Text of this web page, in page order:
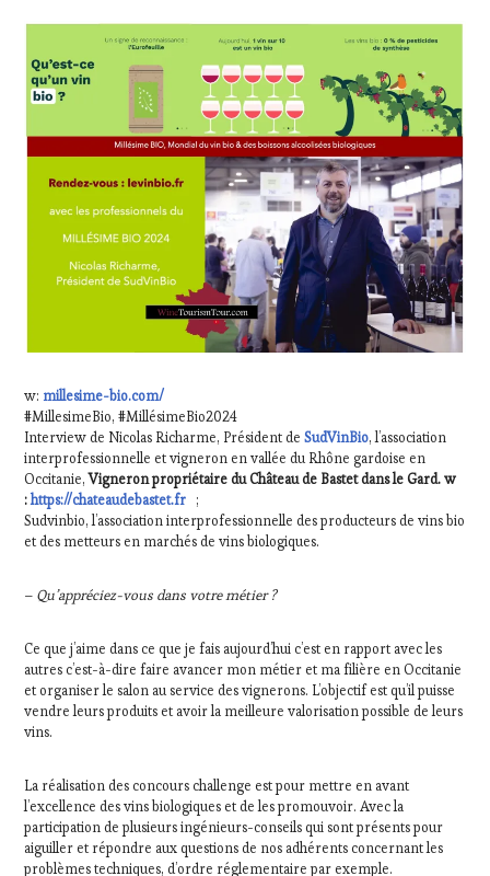
TASTING
MOVIE
VIGNOBLES,
WINE
TASTING
VOUCHER,
FAME
TOUR
MOVIE,
WINETASTINGVOUCHER.COM
w:millesime-bio.com/
#MillesimeBio, #MillésimeBio2024
Interview de Nicolas Richarme, Président deSudVinBio, l’association
interprofessionnelle et vigneron en vallée du Rhône gardoise en
Occitanie,Vigneron propriétaire du Château de Bastet dans le Gard. w
:https://chateaudebastet.fr ;
Sudvinbio, l’association interprofessionnelle des producteurs de vins bio
et des metteurs en marchés de vins biologiques.
– Qu’appréciez-vous dans votre métier ?
Ce que j’aime dans ce que je fais aujourd’hui c’est en rapport avec les
autres c’est-à-dire faire avancer mon métier et ma filière en Occitanie
et organiser le salon au service des vignerons. L’objectif est qu’il puisse
vendre leurs produits et avoir la meilleure valorisation possible de leurs
vins.
La réalisation des concours challenge est pour mettre en avant
l’excellence des vins biologiques et de les promouvoir. Avec la
participation de plusieurs ingénieurs-conseils qui sont présents pour
aiguiller et répondre aux questions de nos adhérents concernant les
problèmes techniques, d’ordre réglementaire par exemple.